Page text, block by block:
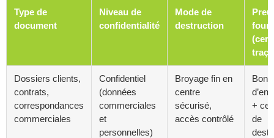
Type de
document
Niveau de
confidentialité
Mode de
destruction
Dossiers clients,
contrats,
correspondances
commerciales
Confidentiel
(données
commerciales
et
personnelles)
Broyage fin en
centre
sécurisé,
accès contrôlé
Bon
+
de